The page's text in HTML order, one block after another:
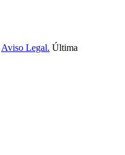
Aviso Legal. Última